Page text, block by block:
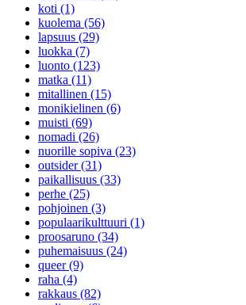
koti (1)
kuolema (56)
lapsuus (29)
luokka (7)
luonto (123)
matka (11)
mitallinen (15)
monikielinen (6)
muisti (69)
nomadi (26)
nuorille sopiva (23)
outsider (31)
paikallisuus (33)
perhe (25)
pohjoinen (3)
populaarikulttuuri (1)
proosaruno (34)
puhemaisuus (24)
queer (9)
raha (4)
rakkaus (82)